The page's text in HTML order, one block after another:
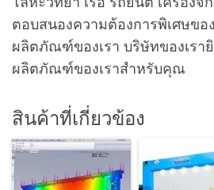
ตอบสนองความต้องการพิเศษขอ
ผลิตภัณฑ์ของเรา บริษัทของเรา
ผลิตภัณฑ์ของเราสำหรับคุณ
สินค้าที่เกี่ยวข้อง